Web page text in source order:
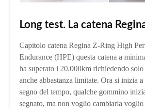
Long test. La catena
Capitolo catena Regina Z-Ring High
Endurance (HPE) questa catena a
ha superato i 20.000km richiedendo
anche abbastanza limitate. Ora si inizia
segno del tempo, qualche gommino
segnato, ma non voglio cambiarla